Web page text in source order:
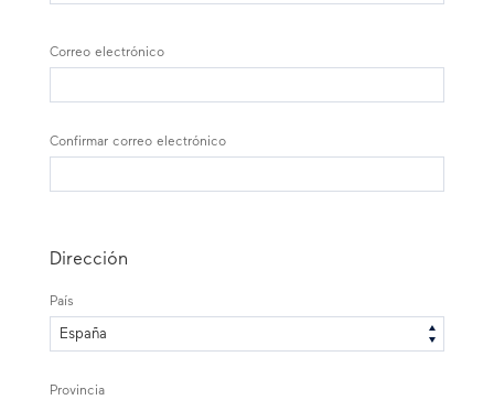
Correo electrónico
Confirmar correo electrónico
Dirección
País
Provincia